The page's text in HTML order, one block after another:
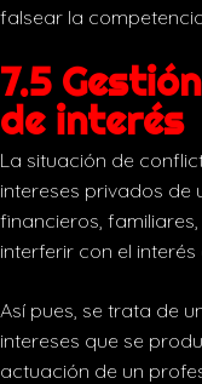
falsear la
7.5
de interés
La situación de
intereses privados de
financieros,
interferir con el interés
Así pues, se trata de
intereses que se
actuación de un